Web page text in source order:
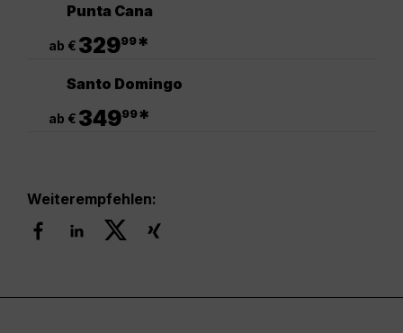
Punta Cana
ab € 32999*
Santo Domingo
ab € 34999*
Weiterempfehlen: